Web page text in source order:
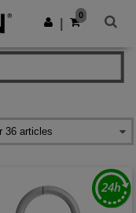
Obtenir l'appli
0